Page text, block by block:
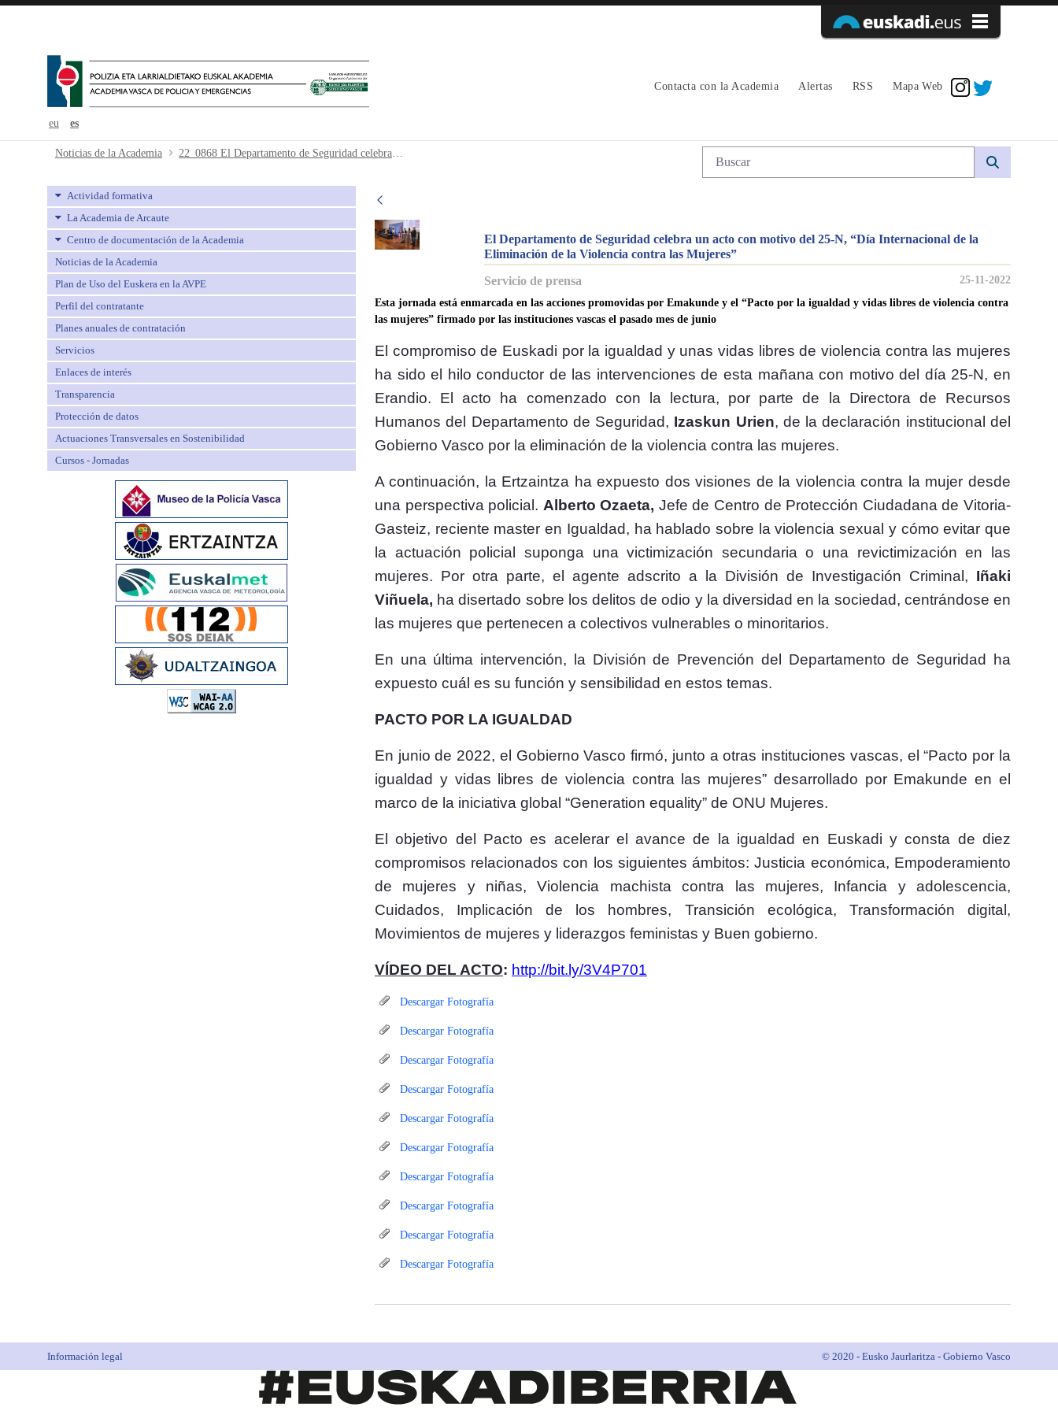
eu es
Contacta con la Academia Alertas RSS Mapa Web
22_0868 El Departamento de Seguridad celebra un acto con motivo del 25-N, “Día Internacional de la
Noticias de la Academia 22_0868 El Departamento de Seguridad celebra un acto con motivo del 25-N, “Día Internacional de la Eliminación de la Violencia contra las Mujeres” Búsqueda web
Actividad formativa
La Academia de Arcaute
Centro de documentación de la Academia
Noticias de la Academia
Plan de Uso del Euskera en la AVPE
Perfil del contratante
Planes anuales de contratación
Servicios
Enlaces de interés
Transparencia
Protección de datos
Actuaciones Transversales en Sostenibilidad
Cursos - Jornadas
El Departamento de Seguridad celebra un acto con motivo del 25-N, “Día Internacional de la
Eliminación de la Violencia contra las Mujeres”
Servicio de prensa
25-11-2022
Esta jornada está enmarcada en las acciones promovidas por Emakunde y el “Pacto por la igualdad y vidas libres de violencia contra
las mujeres” firmado por las instituciones vascas el pasado mes de junio
El compromiso de Euskadi por la igualdad y unas vidas libres de violencia contra las mujeres
ha sido el hilo conductor de las intervenciones de esta mañana con motivo del día 25-N, en
Erandio. El acto ha comenzado con la lectura, por parte de la Directora de Recursos
Humanos del Departamento de Seguridad, Izaskun Urien, de la declaración institucional del
Gobierno Vasco por la eliminación de la violencia contra las mujeres.
A continuación, la Ertzaintza ha expuesto dos visiones de la violencia contra la mujer desde
una perspectiva policial. Alberto Ozaeta, Jefe de Centro de Protección Ciudadana de Vitoria-
Gasteiz, reciente master en Igualdad, ha hablado sobre la violencia sexual y cómo evitar que
la actuación policial suponga una victimización secundaria o una revictimización en las
mujeres. Por otra parte, el agente adscrito a la División de Investigación Criminal, Iñaki
Viñuela, ha disertado sobre los delitos de odio y la diversidad en la sociedad, centrándose en
las mujeres que pertenecen a colectivos vulnerables o minoritarios.
En una última intervención, la División de Prevención del Departamento de Seguridad ha
expuesto cuál es su función y sensibilidad en estos temas.
PACTO POR LA IGUALDAD
En junio de 2022, el Gobierno Vasco firmó, junto a otras instituciones vascas, el “Pacto por la
igualdad y vidas libres de violencia contra las mujeres” desarrollado por Emakunde en el
marco de la iniciativa global “Generation equality” de ONU Mujeres.
El objetivo del Pacto es acelerar el avance de la igualdad en Euskadi y consta de diez
compromisos relacionados con los siguientes ámbitos: Justicia económica, Empoderamiento
de mujeres y niñas, Violencia machista contra las mujeres, Infancia y adolescencia,
Cuidados, Implicación de los hombres, Transición ecológica, Transformación digital,
Movimientos de mujeres y liderazgos feministas y Buen gobierno.
VÍDEO DEL ACTO: http://bit.ly/3V4P701
Descargar Fotografía
Descargar Fotografía
Descargar Fotografía
Descargar Fotografía
Descargar Fotografía
Descargar Fotografía
Descargar Fotografía
Descargar Fotografía
Descargar Fotografía
Descargar Fotografía
Información legal © 2020 - Eusko Jaurlaritza - Gobierno Vasco